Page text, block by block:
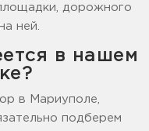
дорожного
ней.
в нашем
в Мариуполе,
подберем